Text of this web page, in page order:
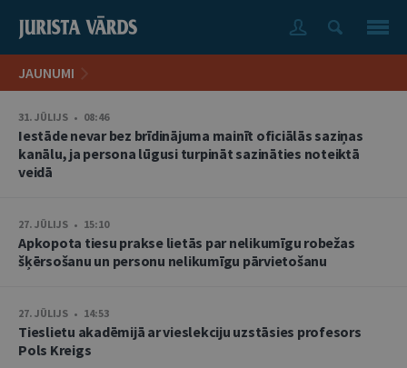
JAUNUMI
31. JŪLIJS • 08:46
Iestāde nevar bez brīdinājuma mainīt oficiālās saziņas
kanālu, ja persona lūgusi turpināt sazināties noteiktā
veidā
27. JŪLIJS • 15:10
Apkopota tiesu prakse lietās par nelikumīgu robežas
šķērsošanu un personu nelikumīgu pārvietošanu
27. JŪLIJS • 14:53
Tieslietu akadēmijā ar vieslekciju uzstāsies profesors
Pols Kreigs